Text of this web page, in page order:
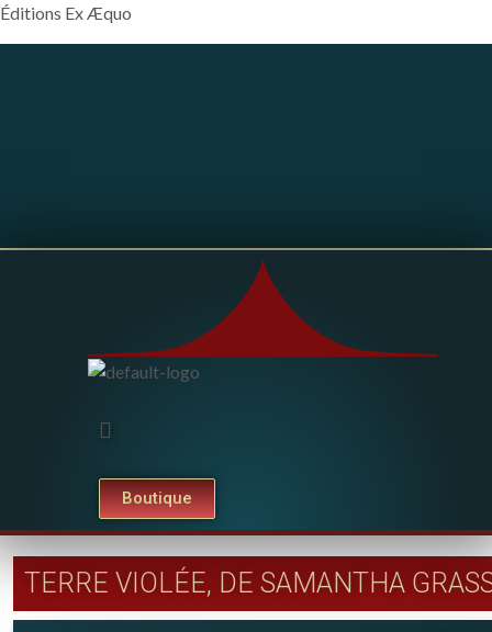
Éditions Ex Æquo
Boutique
TERRE VIOLÉE, DE SAMANTHA